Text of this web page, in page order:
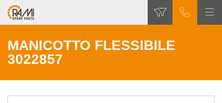
MANICOTTO FLESSIBILE
3022857